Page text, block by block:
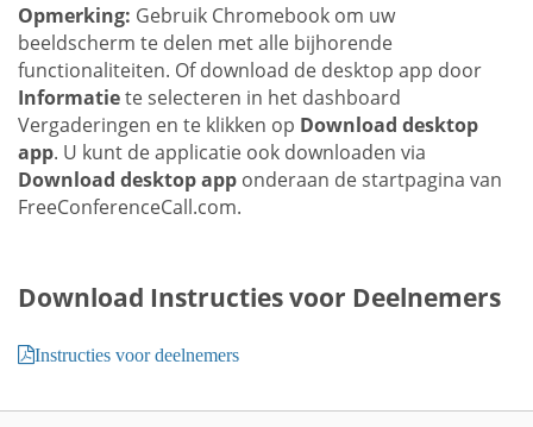
Opmerking: Gebruik Chromebook om uw
beeldscherm te delen met alle bijhorende
functionaliteiten. Of download de desktop app door
Informatiete selecteren in het dashboard
Vergaderingen en te klikken op Download desktop
app. U kunt de applicatie ook downloaden via
Download desktop app onderaan de startpagina van
FreeConferenceCall.com.
Download Instructies voor Deelnemers
Instructies voor deelnemers